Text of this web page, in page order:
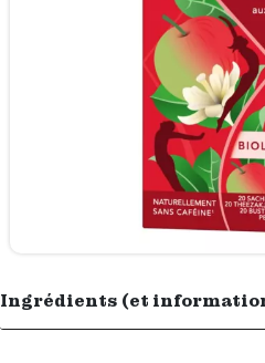
Ingrédients (et